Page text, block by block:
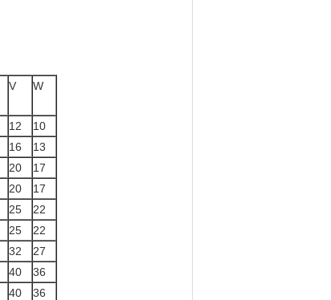
V W
12
10
16
13
20
17
20
17
25
22
25
22
32
27
40
36
40 36